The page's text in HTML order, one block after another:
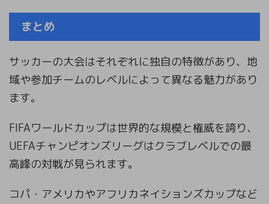
まとめ
サッカーの大会はそれぞれに独自の特徴があり、地
域や参加チームのレベルによって異なる魅力があり
ます。
FIFAワールドカップは世界的な規模と権威を誇り、
UEFAチャンピオンズリーグはクラブレベルでの最
高峰の対戦が見られます。
コパ・アメリカやアフリカネイションズカップなど